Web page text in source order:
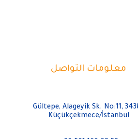
معلومات التواصل
Gültepe, Alageyik Sk. No:11,
Küçükçekmece/İstanbul